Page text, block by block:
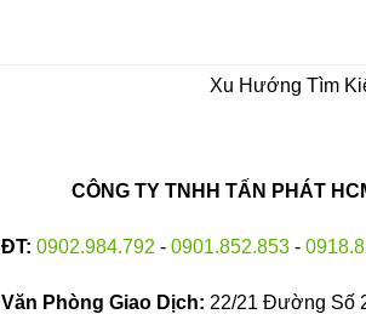
Xu Hướng Tìm
CÔNG TY TNHH TẤN PHÁT
ĐT: 0902.984.792 - 0901.852.853 -
Văn Phòng Giao Dịch: 22/21 Đường Số